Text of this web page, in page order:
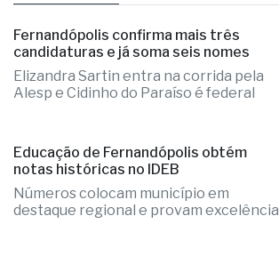
Fernandópolis confirma mais três
candidaturas e já soma seis nomes
Elizandra Sartin entra na corrida pela
Alesp e Cidinho do Paraíso é federal
Educação de Fernandópolis obtém
notas históricas no IDEB
Números colocam município em
destaque regional e provam excelência